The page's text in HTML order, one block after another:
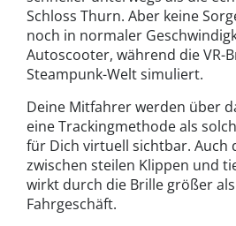
Schloss Thurn. Aber keine
noch in normaler
Autoscooter, während die VR-
Steampunk-Welt simuliert.
Deine Mitfahrer werden über
eine Trackingmethode als
für Dich virtuell sichtbar. Auch
zwischen steilen Klippen und
wirkt durch die Brille größer
Fahrgeschäft.